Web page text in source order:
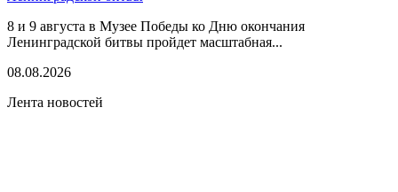
8 и 9 августа в Музее Победы ко Дню окончания
Ленинградской битвы пройдет масштабная...
08.08.2026
Лента новостей